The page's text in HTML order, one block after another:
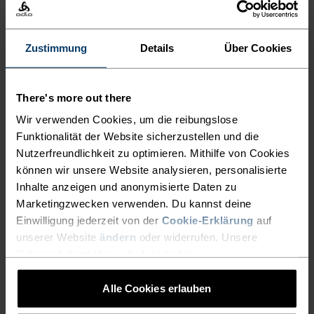
Zustimmung Details Über Cookies
There's more out there
Wir verwenden Cookies, um die reibungslose
Funktionalität der Website sicherzustellen und die
Nutzerfreundlichkeit zu optimieren. Mithilfe von Cookies
können wir unsere Website analysieren, personalisierte
Inhalte anzeigen und anonymisierte Daten zu
Marketingzwecken verwenden. Du kannst deine
Einwilligung jederzeit von der Cookie-Erklärung auf
unserer Website ändern oder widerrufen. Unsere
Alle Cookies erlauben
X-Alp Trail 5 Inch 2-In-1
CHF 63.00CHF 90.00
Zeroweight Laufhose
CHF 70.00 CHF 100.00
-30%
Summer Sale
% %
Ascent Medium Support
Kurze Tights
CHF 56.00CHF 80.00
Essential 7/8 Lauftights
CHF 42.00CHF 60.00
Summer Sale
%
Ascent Shorts
-30%
Summer Sale
%
Essential 365 4 Inch
Laufshorts
-30%